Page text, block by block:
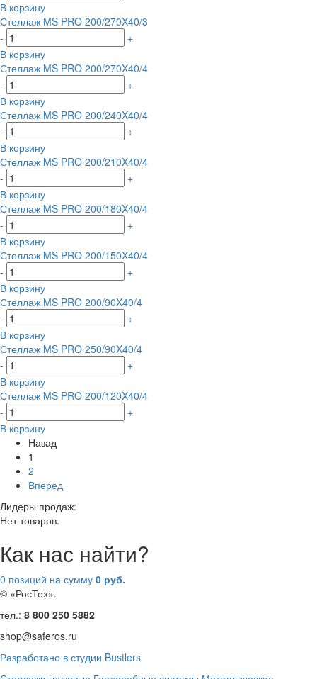
В корзину
Стеллаж MS PRO 200/270X40/3
-
+
В корзину
Стеллаж MS PRO 200/270X40/4
-
+
В корзину
Стеллаж MS PRO 200/240X40/4
-
+
В корзину
Стеллаж MS PRO 200/210X40/4
-
+
В корзину
Стеллаж MS PRO 200/180X40/4
-
+
В корзину
Стеллаж MS PRO 200/150X40/4
-
+
В корзину
Стеллаж MS PRO 200/90X40/4
-
+
В корзину
Стеллаж MS PRO 250/90X40/4
-
+
В корзину
Стеллаж MS PRO 200/120X40/4
-
+
В корзину
Назад
1
2
Вперед
Лидеры продаж:
Нет товаров.
Как нас найти?
0 позиций на сумму 0 руб.
© «РосТех».
тел.: 8 800 250 5882
shop@saferos.ru
Разработано в студии Bustlers